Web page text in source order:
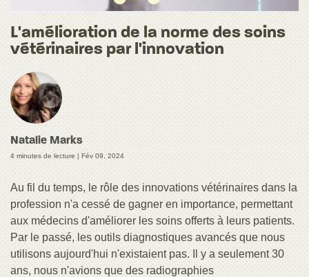
L'amélioration de la norme des soins
vétérinaires par l'innovation
Natalie Marks
4 minutes de lecture | Fév 09, 2024
Au fil du temps, le rôle des innovations vétérinaires dans la
profession n'a cessé de gagner en importance, permettant
aux médecins d'améliorer les soins offerts à leurs patients.
Par le passé, les outils diagnostiques avancés que nous
utilisons aujourd'hui n'existaient pas. Il y a seulement 30
ans, nous n'avions que des radiographies